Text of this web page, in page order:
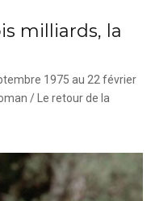
milliards, la
1975 au 22 février
/ Le retour de la